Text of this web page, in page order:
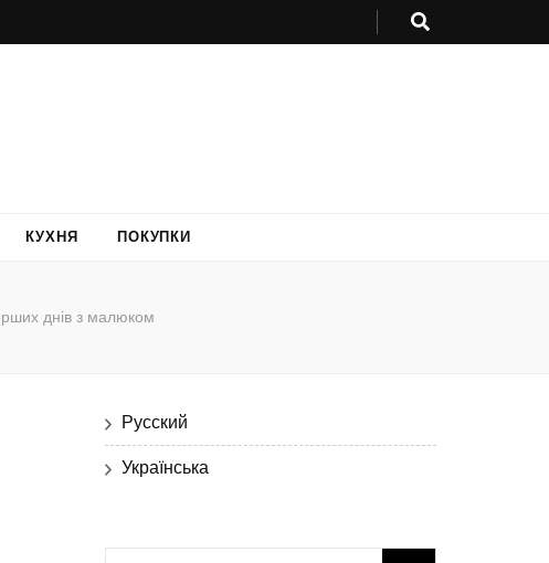
КУХНЯ ПОКУПКИ
днів з малюком
Русский
Українська